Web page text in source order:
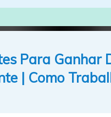
Para Ganhar
| Como